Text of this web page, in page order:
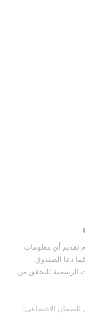
تقديم أي معلومات
دعا الصندوق
الرسمية للتحقق من
الاجتماعي: